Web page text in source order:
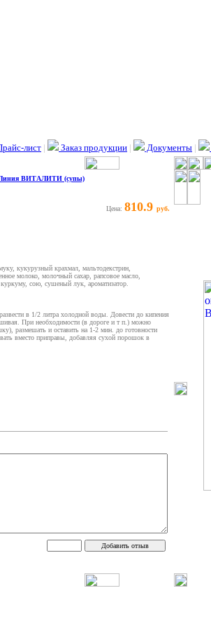
лист | Заказ продукции | Документы |
ВИТАЛИТИ (супы)
Цена: 810.9 руб.
кукурузный крахмал, мальтодекстрин,
молоко, молочный сахар, рапсовое масло,
сою, сушеный лук, ароматизатор.
в 1/2 литра холодной воды. Довести до кипения
При необходимости (в дороге и т п.) можно
размешать и оставить на 1-2 мин. до готовности
вместо приправы, добавляя сухой порошок в